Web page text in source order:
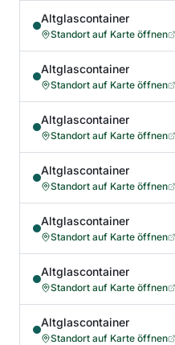
Altglascontainer
Standort auf Karte öffnen
Altglascontainer
Standort auf Karte öffnen
Altglascontainer
Standort auf Karte öffnen
Altglascontainer
Standort auf Karte öffnen
Altglascontainer
Standort auf Karte öffnen
Altglascontainer
Standort auf Karte öffnen
Altglascontainer
Standort auf Karte öffnen